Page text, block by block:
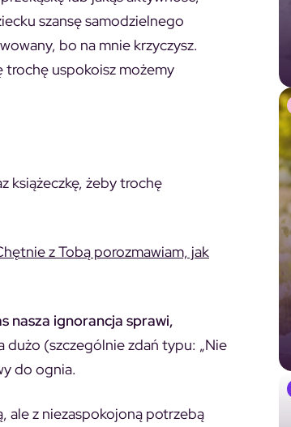
szansę samodzielnego
bo na mnie krzyczysz.
trochę uspokoisz możemy
książeczkę, żeby trochę
z Tobą porozmawiam, jak
nasza ignorancja sprawi,
dużo (szczególnie zdań typu: „Nie
do ognia.
ale z niezaspokojoną potrzebą